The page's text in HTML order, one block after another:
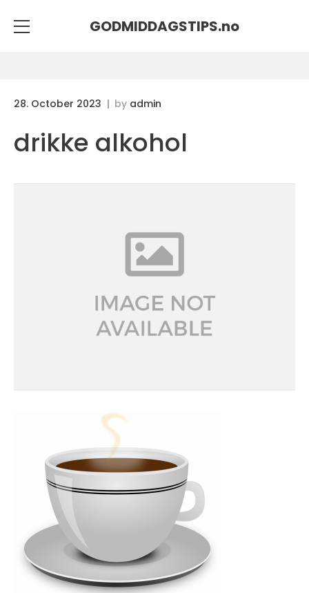
GODMIDDAGSTIPS.no
28. October 2023 by admin
drikke alkohol